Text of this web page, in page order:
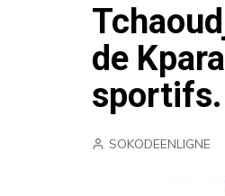
de
sportifs.
SOKODEENLIGNE